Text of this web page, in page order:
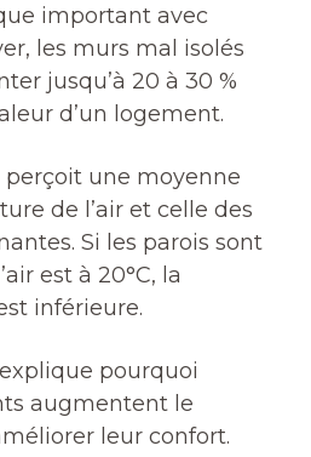
important avec
les murs mal isolés
jusqu’à 20 à 30 %
d’un logement.
une moyenne
de l’air et celle des
Si les parois sont
est à 20°C, la
inférieure.
pourquoi
augmentent le
leur confort.